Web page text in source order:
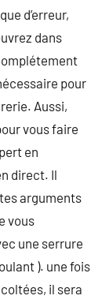
d’erreur,
dans
pour
Aussi,
vous faire
en
direct. Il
arguments
vous
une serrure
). une fois
il sera